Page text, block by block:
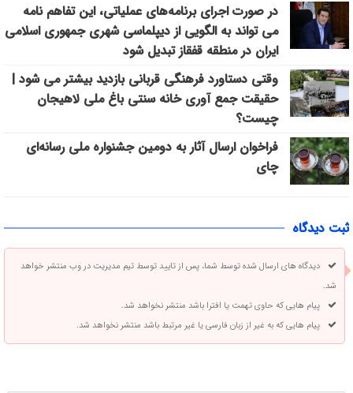
در صورت اجرای برنامه‌های عملیاتی، این تفاهم نامه
می تواند به الگویی از دیپلماسی شهری جمهوری اسلامی
ایران در منطقه قفقاز تبدیل شود
وقتی دستاورد فرهنگی قربانی بازدید بیشتر می شود |
حقیقت جمع آوری خانه سنتی باغ ملی لاهیجان
چیست؟
فراخوان ارسال آثار به دومین جشنواره ملی رسانه‌ای
چای
ثبت دیدگاه
دیدگاه های ارسال شده توسط شما، پس از تایید توسط تیم مدیریت در وب منتشر خواهد
شد.
پیام هایی که حاوی تهمت یا افترا باشد منتشر نخواهد شد.
پیام هایی که به غیر از زبان فارسی یا غیر مرتبط باشد منتشر نخواهد شد.